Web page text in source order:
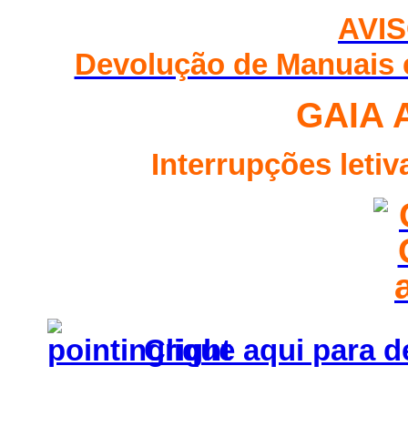
Devolução de
GAIA
Interrupções
Clique aqui para